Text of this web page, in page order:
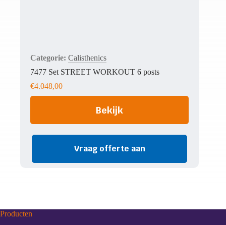
Calisthenics
7477 Set STREET WORKOUT 6 posts
€4.048,00
Bekijk
Vraag offerte aan
Producten